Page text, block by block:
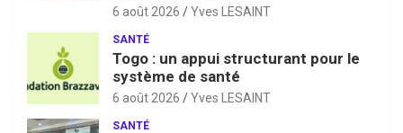
6 août 2026 Yves LESAINT
SANTÉ
Togo : un appui structurant pour le
système de santé
6 août 2026 Yves LESAINT
SANTÉ